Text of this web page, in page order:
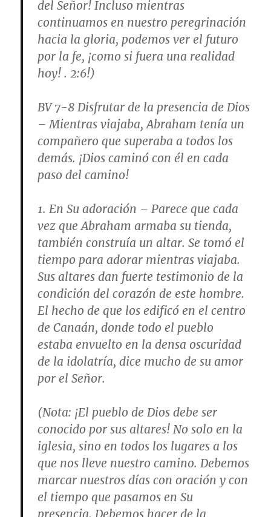
del Señor! Incluso mientras
continuamos en nuestro peregrinación
hacia la gloria, podemos ver el futuro
por la fe, ¡como si fuera una realidad
hoy! . 2:6!)
BV 7-8 Disfrutar de la presencia de Dios
– Mientras viajaba, Abraham tenía un
compañero que superaba a todos los
demás. ¡Dios caminó con él en cada
paso del camino!
1. En Su adoración – Parece que cada
vez que Abraham armaba su tienda,
también construía un altar. Se tomó el
tiempo para adorar mientras viajaba.
Sus altares dan fuerte testimonio de la
condición del corazón de este hombre.
El hecho de que los edificó en el centro
de Canaán, donde todo el pueblo
estaba envuelto en la densa oscuridad
de la idolatría, dice mucho de su amor
por el Señor.
(Nota: ¡El pueblo de Dios debe ser
conocido por sus altares! No solo en la
iglesia, sino en todos los lugares a los
que nos lleve nuestro camino. Debemos
marcar nuestros días con oración y con
el tiempo que pasamos en Su
presencia. Debemos hacer de la